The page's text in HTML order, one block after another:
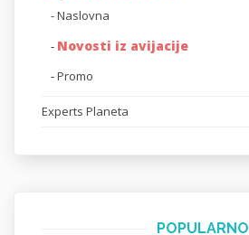
- Naslovna
- Novosti iz avijacije
-Promo
Experts Planeta
POPULARNO